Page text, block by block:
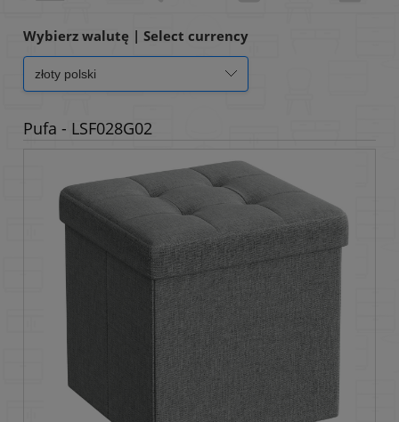
Wybierz walutę | Select currency
Pufa - LSF028G02